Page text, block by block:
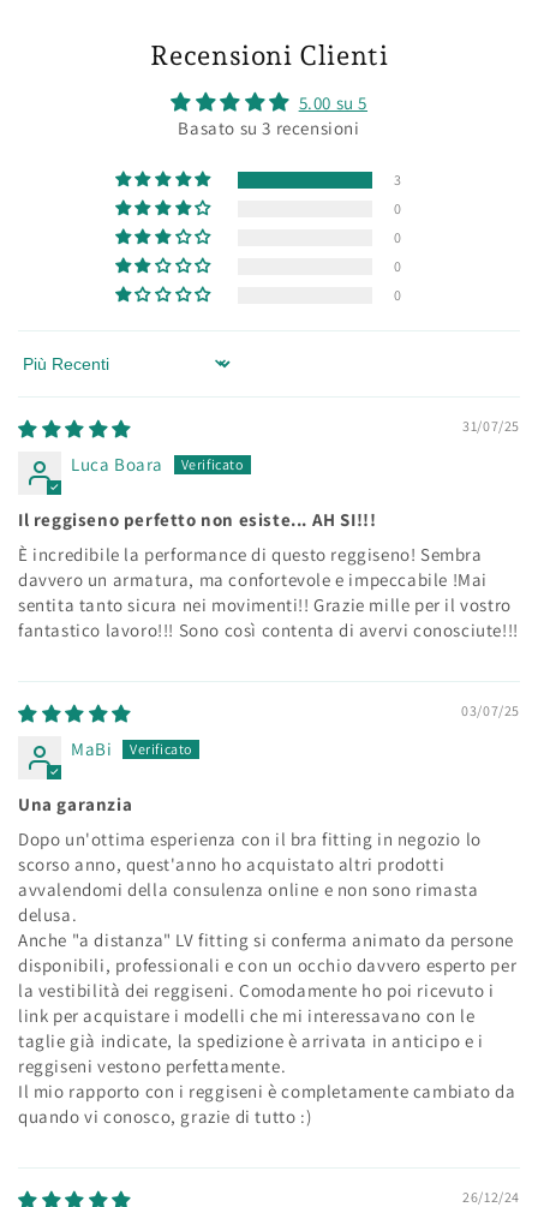
Recensioni Clienti
5.00 su 5
Basato su 3 recensioni
3
0
0
0
0
Sort by
31/07/25
Luca Boara
Il reggiseno perfetto non esiste... AH SI!!!
È incredibile la performance di questo reggiseno! Sembra
davvero un armatura, ma confortevole e impeccabile !Mai
sentita tanto sicura nei movimenti!! Grazie mille per il vostro
fantastico lavoro!!! Sono così contenta di avervi conosciute!!!
03/07/25
MaBi
Una garanzia
Dopo un'ottima esperienza con il bra fitting in negozio lo
scorso anno, quest'anno ho acquistato altri prodotti
avvalendomi della consulenza online e non sono rimasta
delusa.
Anche "a distanza" LV fitting si conferma animato da persone
disponibili, professionali e con un occhio davvero esperto per
la vestibilità dei reggiseni. Comodamente ho poi ricevuto i
link per acquistare i modelli che mi interessavano con le
taglie già indicate, la spedizione è arrivata in anticipo e i
reggiseni vestono perfettamente.
Il mio rapporto con i reggiseni è completamente cambiato da
quando vi conosco, grazie di tutto :)
26/12/24